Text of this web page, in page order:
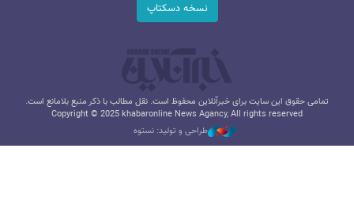
نسخه دسکتاپ
تمامی حقوق این سایت برای خبرآنلاین محفوظ است. نقل مطالب با ذکر منبع بلامانع است.
Copyright © 2025 khabaronline News Agancy, All rights reserved
طراحی و تولید: نستوه